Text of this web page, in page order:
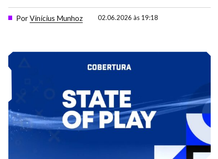
PorVinícius Munhoz 02.06.2026 às 19:18